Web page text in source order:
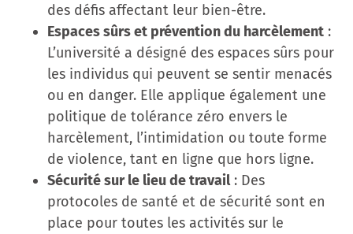
des défis affectant leur bien-être.
Espaces sûrs et prévention du harcèlement :
L’université a désigné des espaces sûrs pour
les individus qui peuvent se sentir menacés
ou en danger. Elle applique également une
politique de tolérance zéro envers le
harcèlement, l’intimidation ou toute forme
de violence, tant en ligne que hors ligne.
Sécurité sur le lieu de travail: Des
protocoles de santé et de sécurité sont en
place pour toutes les activités sur le